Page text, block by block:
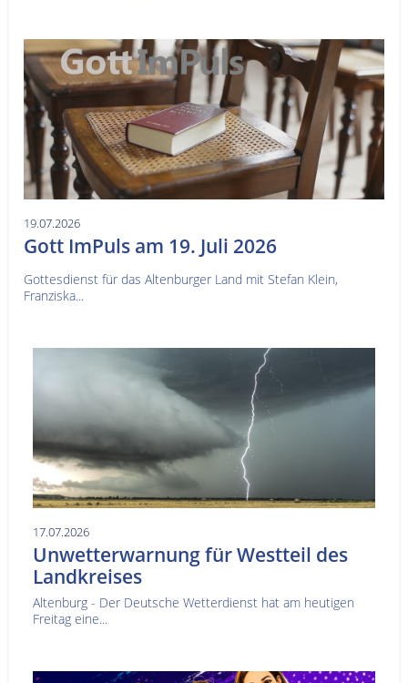
19.07.2026
Gott ImPuls am 19. Juli 2026
Gottesdienst für das Altenburger Land mit Stefan Klein,
Franziska...
17.07.2026
Unwetterwarnung für Westteil des
Landkreises
Altenburg - Der Deutsche Wetterdienst hat am heutigen
Freitag eine...